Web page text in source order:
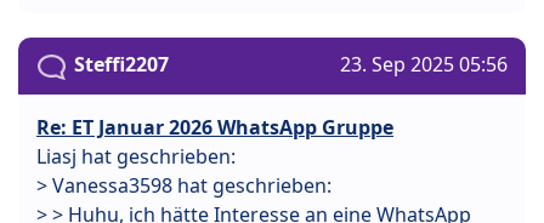
Steffi2207 23. Sep 2025 05:56
Re: ET Januar 2026 WhatsApp Gruppe
Liasj hat geschrieben:
> Vanessa3598 hat geschrieben:
> > Huhu, ich hätte Interesse an eine WhatsApp